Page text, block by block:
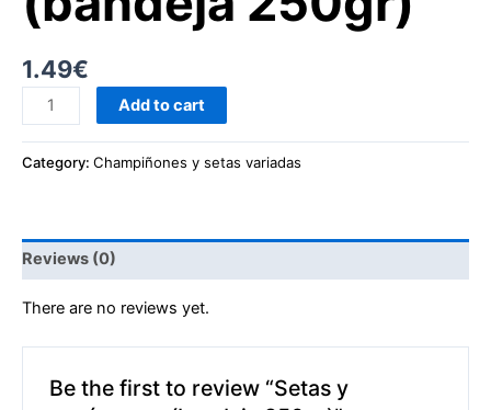
1.49€
Add to cart
Category: Champiñones y setas variadas
Reviews (0)
There are no reviews yet.
Be the first to review “Setas y